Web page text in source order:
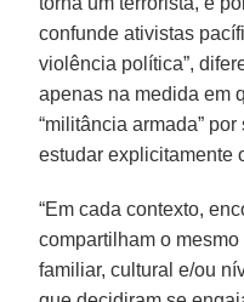
confunde ativistas
violência política”,
apenas na medida em
“militância armada”
estudar explicitamente
“Em cada contexto,
compartilham o
familiar, cultural e/ou